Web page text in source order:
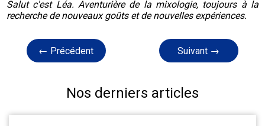
Salut c'est Léa. Aventurière de la mixologie, toujours à la
recherche de nouveaux goûts et de nouvelles expériences.
← Précédent Suivant →
Nos derniers articles